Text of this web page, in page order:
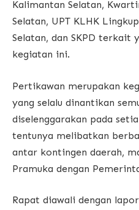
Kalimantan Selatan,
Selatan, UPT KLHK
Selatan, dan SKPD terkait
kegiatan ini.
Pertikawan merupakan
yang selalu dinantikan
diselenggarakan pada
tentunya melibatkan
antar kontingen daerah,
Pramuka dengan
Rapat diawali dengan